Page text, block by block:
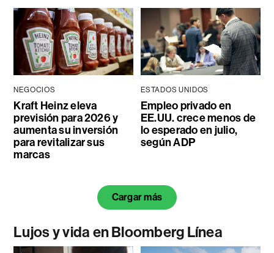
NEGOCIOS
Kraft Heinz eleva
previsión para 2026 y
aumenta su inversión
para revitalizar sus
marcas
ESTADOS UNIDOS
Empleo privado en
EE.UU. crece menos de
lo esperado en julio,
según ADP
Cargar más
Lujos y vida en Bloomberg Línea